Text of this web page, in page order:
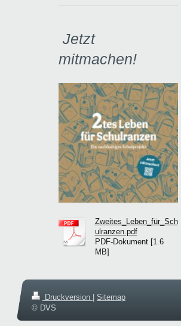
Jetzt
mitmachen!
Zweites_Leben_für_Sch
ulranzen.pdf
PDF-Dokument [1.6
MB]
Druckversion | Sitemap
© DVS